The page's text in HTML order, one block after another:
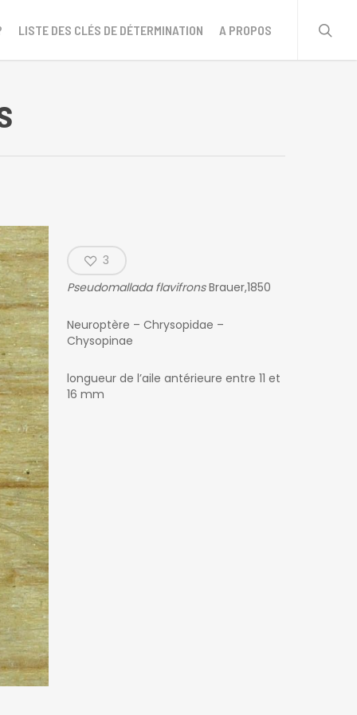
LISTE DES CLÉS DE DÉTERMINATION A PROPOS
3
Pseudomallada flavifronsBrauer,1850
Neuroptère – Chrysopidae –
Chysopinae
longueur de l’aile antérieure entre 11 et
16 mm